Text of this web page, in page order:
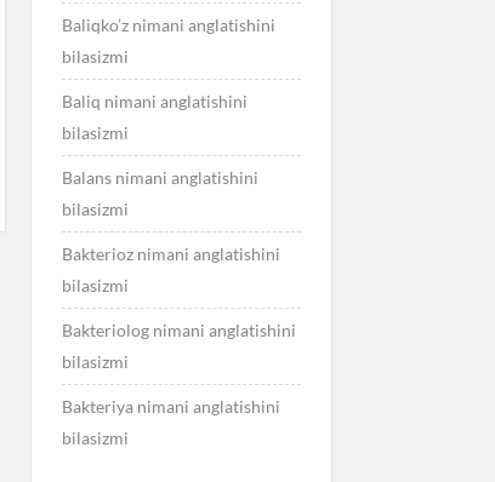
Baliqko’z nimani anglatishini
bilasizmi
Baliq nimani anglatishini
bilasizmi
Balans nimani anglatishini
bilasizmi
Bakterioz nimani anglatishini
bilasizmi
Bakteriolog nimani anglatishini
bilasizmi
Bakteriya nimani anglatishini
bilasizmi